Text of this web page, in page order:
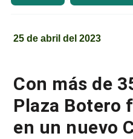
25 de abril del 2023
Con más de
Plaza Botero
en un nuevo